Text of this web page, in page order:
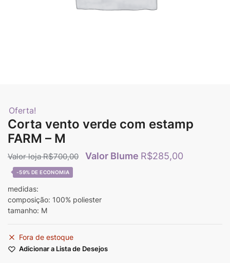
Oferta!
Corta vento verde com estamp
FARM – M
R$700,00 R$285,00
-59%
medidas:
composição: 100% poliester
tamanho: M
Fora de estoque
Adicionar a Lista de Desejos